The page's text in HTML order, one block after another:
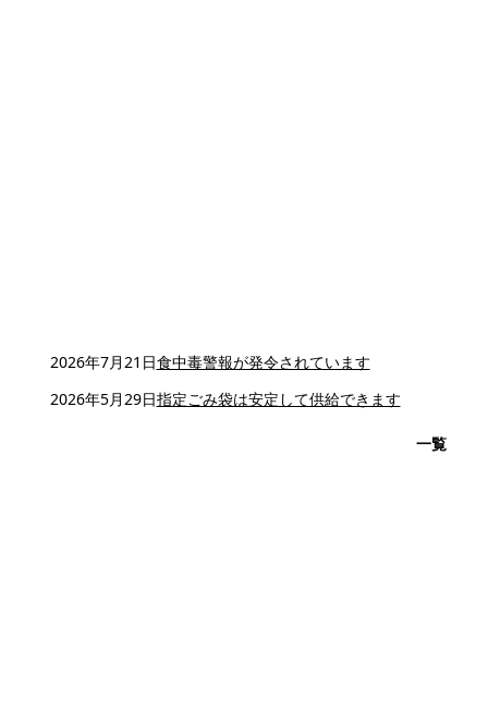
2026年7月21日食中毒警報が発令されています
2026年5月29日指定ごみ袋は安定して供給できます
一覧